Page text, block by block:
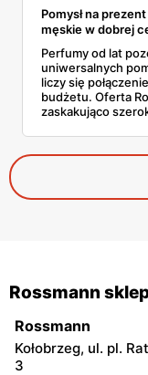
Pomysł na
męskie w dobrej
Perfumy od lat
uniwersalnych
liczy się
budżetu. Oferta
zaskakująco
zapachowe dla
promocjach
mniej oczywiste
właśnie w roli
niepozbawionego
Rossmann
Rossmann
Kołobrzeg, ul. pl.
3